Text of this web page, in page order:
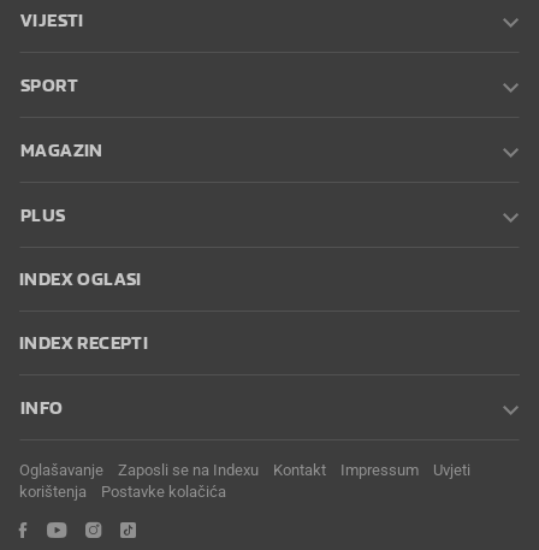
VIJESTI
SPORT
MAGAZIN
PLUS
INDEX OGLASI
INDEX RECEPTI
INFO
Oglašavanje Zaposli se na Indexu Kontakt Impressum
Uvjeti
korištenja
Postavke kolačića